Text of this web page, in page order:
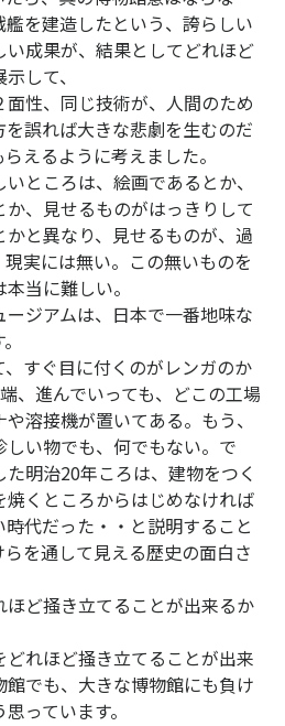
を建造したという、誇らしい
成果が、結果としてどれほど
して、
性、同じ技術が、人間のため
誤れば大きな悲劇を生むのだ
えるように考えました。
ところは、絵画であるとか、
、見せるものがはっきりして
と異なり、見せるものが、過
実には無い。この無いものを
当に難しい。
ジアムは、日本で一番地味な
すぐ目に付くのがレンガのか
、進んでいっても、どこの工場
溶接機が置いてある。もう、
しい物でも、何でもない。で
明治20年ころは、建物をつく
くところからはじめなければ
代だった・・と説明すること
を通して見える歴史の面白さ
ど掻き立てることが出来るか
れほど掻き立てることが出来
でも、大きな博物館にも負け
っています。